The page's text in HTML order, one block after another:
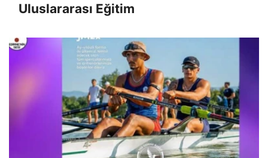
Uluslararası Eğitim